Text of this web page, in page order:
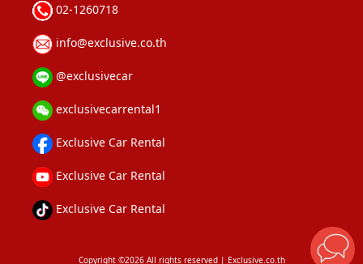
02-1260718
info@exclusive.co.th
@exclusivecar
exclusivecarrental1
Exclusive Car Rental
Exclusive Car Rental
Exclusive Car Rental
Copyright ©2026 All rights reserved | Exclusive.co.th